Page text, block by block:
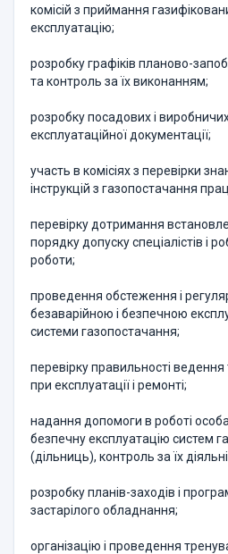
комісій з приймання
експлуатацію;
розробку графіків планово-
та контроль за їх виконанням;
розробку посадових і
експлуатаційної документації;
участь в комісіях з перевірки
інструкцій з газопостачання
перевірку дотримання
порядку допуску спеціалістів і
роботи;
проведення обстеження і
безаварійною і безпечною
системи газопостачання;
перевірку правильності ведення
при експлуатації і ремонті;
надання допомоги в роботі
безпечну експлуатацію систем
(дільниць), контроль за їх
розробку планів-заходів і
застарілого обладнання;
організацію і проведення